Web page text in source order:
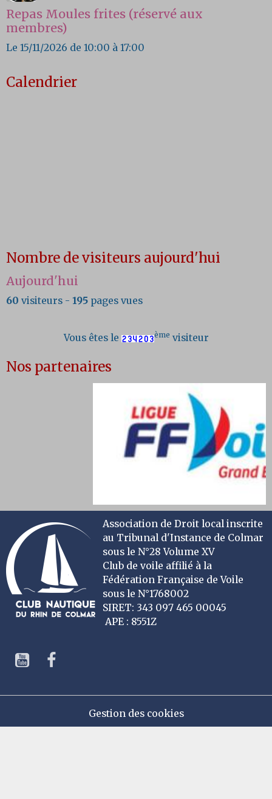
Repas Moules frites (réservé aux
membres)
Le 15/11/2026 de 10:00 à 17:00
Calendrier
Nombre de visiteurs aujourd'hui
Aujourd'hui
60 visiteurs - 195 pages vues
Vous êtes le ème visiteur
Nos partenaires
Association de Droit local inscrite
au Tribunal d'Instance de Colmar
sous le N°28 Volume XV
Club de voile affilié à la
Fédération Française de Voile
sous le N°1768002
SIRET: 343 097 465 00045
APE : 8551Z
Gestion des cookies